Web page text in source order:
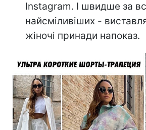
Instagram. І швидше за
найсміливіших -
жіночі принади напоказ.